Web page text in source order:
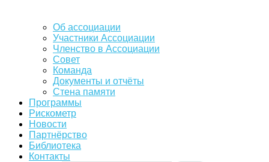
Об ассоциации
Участники Ассоциации
Членство в Ассоциации
Совет
Команда
Документы и отчёты
Стена памяти
Программы
Рискометр
Новости
Партнёрство
Библиотека
Контакты